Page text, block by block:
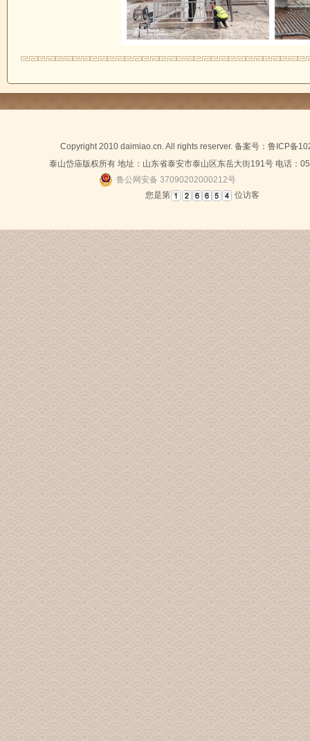
Copyright 2010 daimiao.cn. All rights reserver. 备案号： 鲁ICP备
泰山岱庙版权所有 地址：山东省泰安市泰山区东岳大街191号 电话：
鲁公网安备 37090202000212号
您是第
位访客